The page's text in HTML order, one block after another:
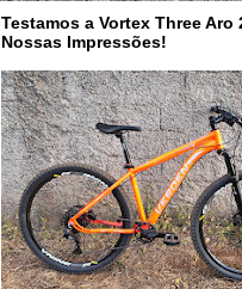
Testamos a Vortex Three Aro
Nossas Impressões!